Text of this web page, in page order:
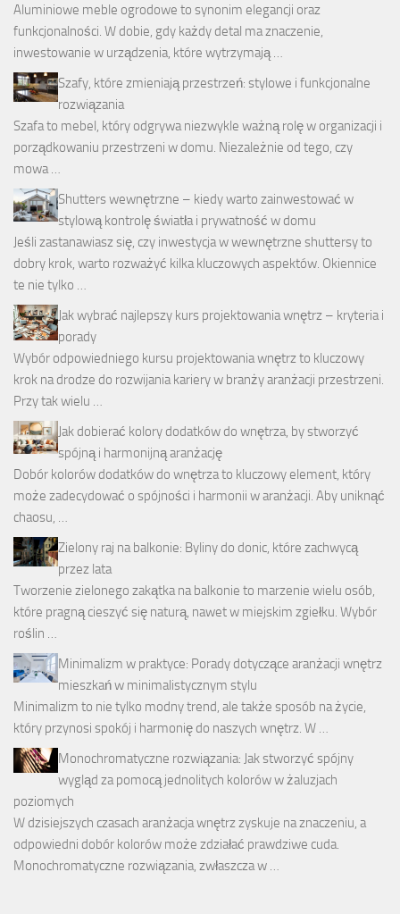
Aluminiowe meble ogrodowe to synonim elegancji oraz
funkcjonalności. W dobie, gdy każdy detal ma znaczenie,
inwestowanie w urządzenia, które wytrzymają …
Szafy, które zmieniają przestrzeń: stylowe i funkcjonalne
rozwiązania
Szafa to mebel, który odgrywa niezwykle ważną rolę w organizacji i
porządkowaniu przestrzeni w domu. Niezależnie od tego, czy
mowa …
Shutters wewnętrzne – kiedy warto zainwestować w
stylową kontrolę światła i prywatność w domu
Jeśli zastanawiasz się, czy inwestycja w wewnętrzne shuttersy to
dobry krok, warto rozważyć kilka kluczowych aspektów. Okiennice
te nie tylko …
Jak wybrać najlepszy kurs projektowania wnętrz – kryteria i
porady
Wybór odpowiedniego kursu projektowania wnętrz to kluczowy
krok na drodze do rozwijania kariery w branży aranżacji przestrzeni.
Przy tak wielu …
Jak dobierać kolory dodatków do wnętrza, by stworzyć
spójną i harmonijną aranżację
Dobór kolorów dodatków do wnętrza to kluczowy element, który
może zadecydować o spójności i harmonii w aranżacji. Aby uniknąć
chaosu, …
Zielony raj na balkonie: Byliny do donic, które zachwycą
przez lata
Tworzenie zielonego zakątka na balkonie to marzenie wielu osób,
które pragną cieszyć się naturą, nawet w miejskim zgiełku. Wybór
roślin …
Minimalizm w praktyce: Porady dotyczące aranżacji wnętrz
mieszkań w minimalistycznym stylu
Minimalizm to nie tylko modny trend, ale także sposób na życie,
który przynosi spokój i harmonię do naszych wnętrz. W …
Monochromatyczne rozwiązania: Jak stworzyć spójny
wygląd za pomocą jednolitych kolorów w żaluzjach
poziomych
W dzisiejszych czasach aranżacja wnętrz zyskuje na znaczeniu, a
odpowiedni dobór kolorów może zdziałać prawdziwe cuda.
Monochromatyczne rozwiązania, zwłaszcza w …